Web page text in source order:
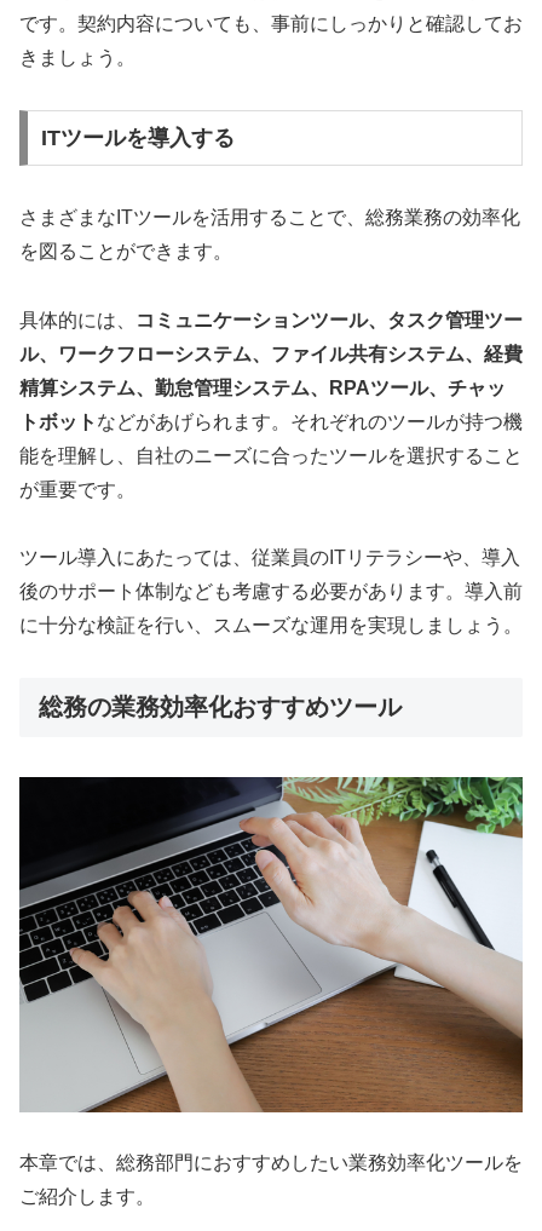
です。契約内容についても、事前にしっかりと確認してお
きましょう。
ITツールを導入する
さまざまなITツールを活用することで、総務業務の効率化
を図ることができます。
具体的には、
コミュニケーションツール、タスク管理ツー
ル、ワークフローシステム、ファイル共有システム、経費
精算システム、勤怠管理システム、RPAツール、チャッ
トボット などがあげられます。それぞれのツールが持つ機
能を理解し、自社のニーズに合ったツールを選択すること
が重要です。
ツール導入にあたっては、従業員のITリテラシーや、導入
後のサポート体制なども考慮する必要があります。導入前
に十分な検証を行い、スムーズな運用を実現しましょう。
総務の業務効率化おすすめツール
本章では、総務部門におすすめしたい業務効率化ツールを
ご紹介します。